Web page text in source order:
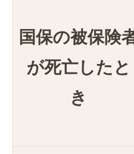
国保の被保険
が死亡したと
き